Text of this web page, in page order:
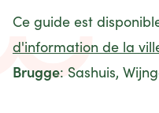
Ce guide est
d'information de la
Brugge: Sashuis,